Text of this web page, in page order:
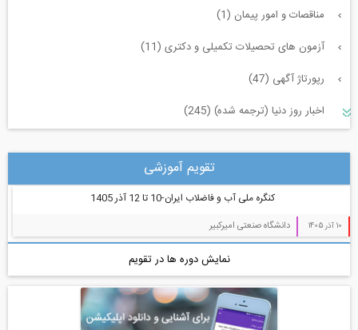
مناقصات و امور پیمان (1)
آزمون های تحصیلات تکمیلی و دکتری (11)
رپورتاژ آگهی (47)
اخبار روز دنیا (ترجمه شده) (245)
آب، راه، محیط زیست (91)
تقویم آموزشی
کنگره ملی آب و فاضلاب ایران-10 تا 12 آذر 1405
دانشگاه صنعتی امیرکبیر
نمایش دوره ها در تقویم